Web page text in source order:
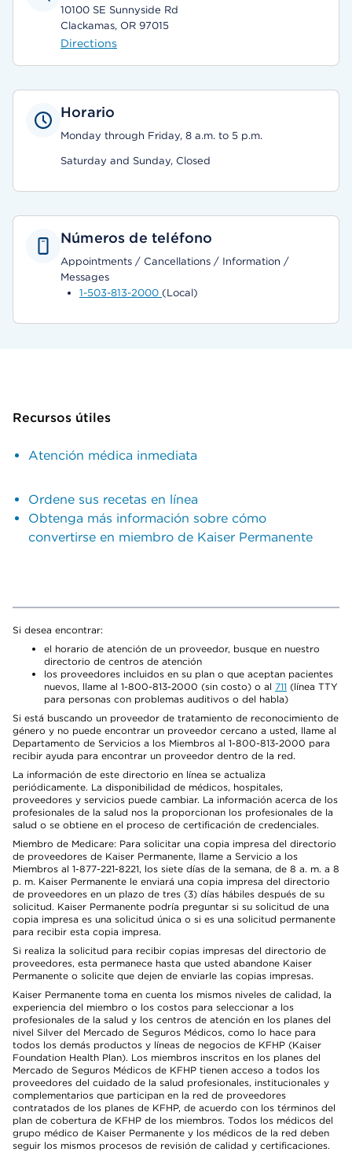
10100 SE Sunnyside Rd
Clackamas, OR 97015
Directions
Horario
Monday through Friday, 8 a.m. to 5 p.m.
Saturday and Sunday, Closed
Números de teléfono
Appointments / Cancellations / Information /
Messages
1-503-813-2000 (Local)
Recursos útiles
Atención médica inmediata
Ordene sus recetas en línea
Obtenga más información sobre cómo
convertirse en miembro de Kaiser Permanente
Si desea encontrar:
el horario de atención de un proveedor, busque en nuestro
directorio de centros de atención
los proveedores incluidos en su plan o que aceptan pacientes
nuevos, llame al 1-800-813-2000 (sin costo) o al 711 (línea TTY
para personas con problemas auditivos o del habla)
Si está buscando un proveedor de tratamiento de reconocimiento de
género y no puede encontrar un proveedor cercano a usted, llame al
Departamento de Servicios a los Miembros al 1-800-813-2000 para
recibir ayuda para encontrar un proveedor dentro de la red.
La información de este directorio en línea se actualiza
periódicamente. La disponibilidad de médicos, hospitales,
proveedores y servicios puede cambiar. La información acerca de los
profesionales de la salud nos la proporcionan los profesionales de la
salud o se obtiene en el proceso de certificación de credenciales.
Miembro de Medicare: Para solicitar una copia impresa del directorio
de proveedores de Kaiser Permanente, llame a Servicio a los
Miembros al 1-877-221-8221, los siete días de la semana, de 8 a. m. a 8
p. m. Kaiser Permanente le enviará una copia impresa del directorio
de proveedores en un plazo de tres (3) días hábiles después de su
solicitud. Kaiser Permanente podría preguntar si su solicitud de una
copia impresa es una solicitud única o si es una solicitud permanente
para recibir esta copia impresa.
Si realiza la solicitud para recibir copias impresas del directorio de
proveedores, esta permanece hasta que usted abandone Kaiser
Permanente o solicite que dejen de enviarle las copias impresas.
Kaiser Permanente toma en cuenta los mismos niveles de calidad, la
experiencia del miembro o los costos para seleccionar a los
profesionales de la salud y los centros de atención en los planes del
nivel Silver del Mercado de Seguros Médicos, como lo hace para
todos los demás productos y líneas de negocios de KFHP (Kaiser
Foundation Health Plan). Los miembros inscritos en los planes del
Mercado de Seguros Médicos de KFHP tienen acceso a todos los
proveedores del cuidado de la salud profesionales, institucionales y
complementarios que participan en la red de proveedores
contratados de los planes de KFHP, de acuerdo con los términos del
plan de cobertura de KFHP de los miembros. Todos los médicos del
grupo médico de Kaiser Permanente y los médicos de la red deben
seguir los mismos procesos de revisión de calidad y certificaciones.